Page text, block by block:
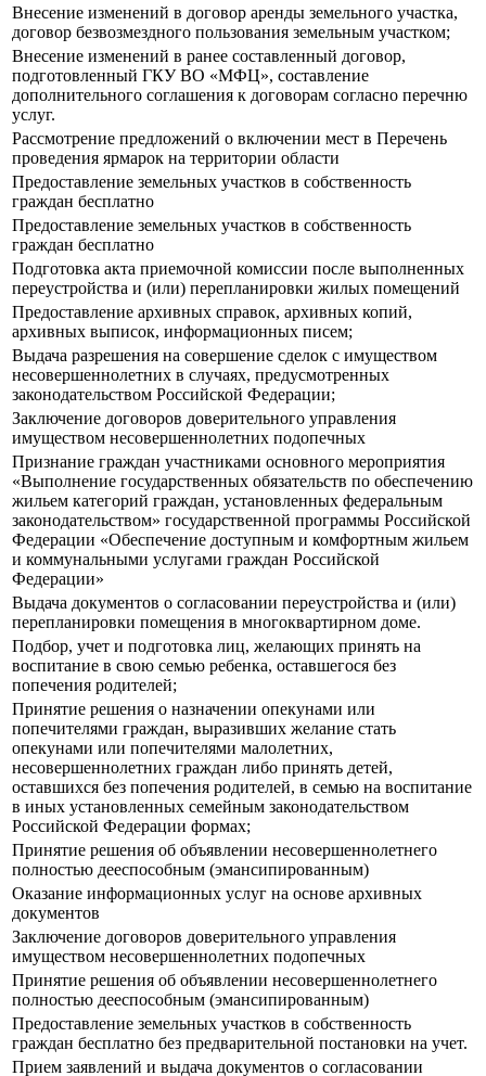
Внесение изменений в договор аренды земельного участка,
договор безвозмездного пользования земельным участком;
Внесение изменений в ранее составленный договор,
подготовленный ГКУ ВО «МФЦ», составление
дополнительного соглашения к договорам согласно перечню
услуг.
Рассмотрение предложений о включении мест в Перечень
проведения ярмарок на территории области
Предоставление земельных участков в собственность
граждан бесплатно
Предоставление земельных участков в собственность
граждан бесплатно
Подготовка акта приемочной комиссии после выполненных
переустройства и (или) перепланировки жилых помещений
Предоставление архивных справок, архивных копий,
архивных выписок, информационных писем;
Выдача разрешения на совершение сделок с имуществом
несовершеннолетних в случаях, предусмотренных
законодательством Российской Федерации;
Заключение договоров доверительного управления
имуществом несовершеннолетних подопечных
Признание граждан участниками основного мероприятия
«Выполнение государственных обязательств по обеспечению
жильем категорий граждан, установленных федеральным
законодательством» государственной программы Российской
Федерации «Обеспечение доступным и комфортным жильем
и коммунальными услугами граждан Российской
Федерации»
Выдача документов о согласовании переустройства и (или)
перепланировки помещения в многоквартирном доме.
Подбор, учет и подготовка лиц, желающих принять на
воспитание в свою семью ребенка, оставшегося без
попечения родителей;
Принятие решения о назначении опекунами или
попечителями граждан, выразивших желание стать
опекунами или попечителями малолетних,
несовершеннолетних граждан либо принять детей,
оставшихся без попечения родителей, в семью на воспитание
в иных установленных семейным законодательством
Российской Федерации формах;
Принятие решения об объявлении несовершеннолетнего
полностью дееспособным (эмансипированным)
Оказание информационных услуг на основе архивных
документов
Заключение договоров доверительного управления
имуществом несовершеннолетних подопечных
Принятие решения об объявлении несовершеннолетнего
полностью дееспособным (эмансипированным)
Предоставление земельных участков в собственность
граждан бесплатно без предварительной постановки на учет.
Прием заявлений и выдача документов о согласовании